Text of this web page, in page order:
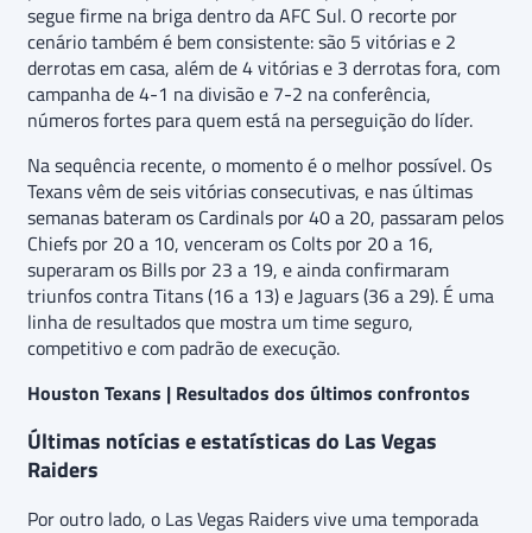
segue firme na briga dentro da AFC Sul. O recorte por
cenário também é bem consistente: são 5 vitórias e 2
derrotas em casa, além de 4 vitórias e 3 derrotas fora, com
campanha de 4-1 na divisão e 7-2 na conferência,
números fortes para quem está na perseguição do líder.
Na sequência recente, o momento é o melhor possível. Os
Texans vêm de seis vitórias consecutivas, e nas últimas
semanas bateram os Cardinals por 40 a 20, passaram pelos
Chiefs por 20 a 10, venceram os Colts por 20 a 16,
superaram os Bills por 23 a 19, e ainda confirmaram
triunfos contra Titans (16 a 13) e Jaguars (36 a 29). É uma
linha de resultados que mostra um time seguro,
competitivo e com padrão de execução.
Houston Texans | Resultados dos últimos confrontos
Últimas notícias e estatísticas do Las Vegas
Raiders
Por outro lado, o Las Vegas Raiders vive uma temporada